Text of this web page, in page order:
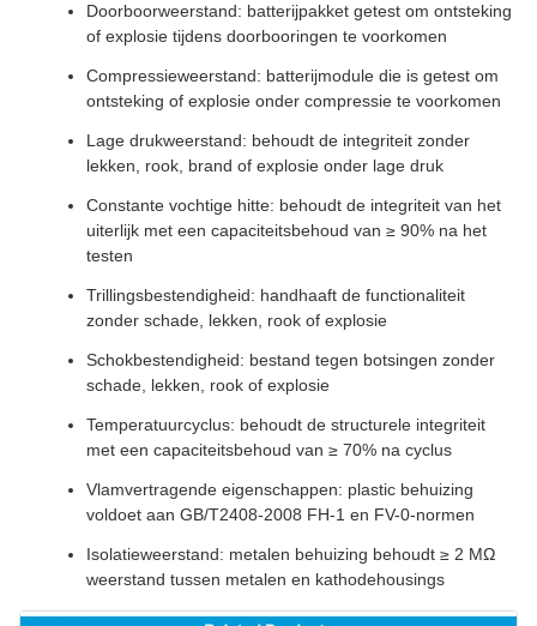
Doorboorweerstand: batterijpakket getest om ontsteking
of explosie tijdens doorbooringen te voorkomen
Compressieweerstand: batterijmodule die is getest om
ontsteking of explosie onder compressie te voorkomen
Lage drukweerstand: behoudt de integriteit zonder
lekken, rook, brand of explosie onder lage druk
Constante vochtige hitte: behoudt de integriteit van het
uiterlijk met een capaciteitsbehoud van ≥ 90% na het
testen
Trillingsbestendigheid: handhaaft de functionaliteit
zonder schade, lekken, rook of explosie
Schokbestendigheid: bestand tegen botsingen zonder
schade, lekken, rook of explosie
Temperatuurcyclus: behoudt de structurele integriteit
met een capaciteitsbehoud van ≥ 70% na cyclus
Vlamvertragende eigenschappen: plastic behuizing
voldoet aan GB/T2408-2008 FH-1 en FV-0-normen
Isolatieweerstand: metalen behuizing behoudt ≥ 2 MΩ
weerstand tussen metalen en kathodehousings